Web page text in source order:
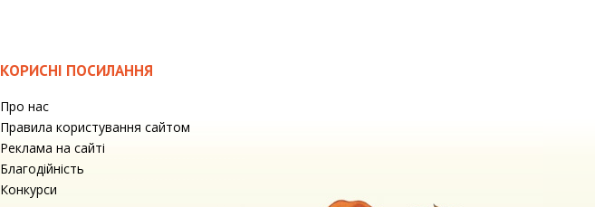
КОРИСНІ ПОСИЛАННЯ
Про нас
Правила користування сайтом
Реклама на сайті
Благодійність
Конкурси